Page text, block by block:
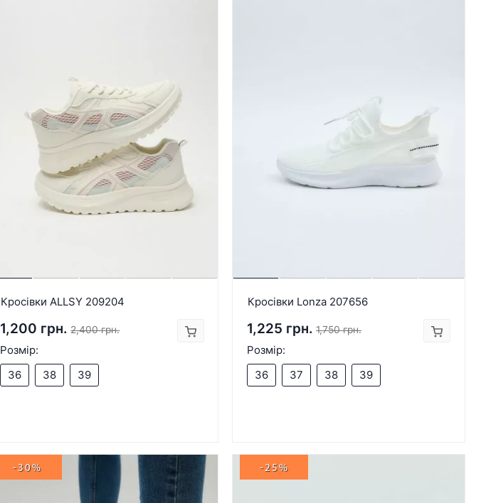
Кросівки ALLSY 209204
1,200 грн. 2,400 грн.
Розмір:
36
38 39
Кросівки Lonza 207656
1,225 грн. 1,750 грн.
Розмір:
36
37 38 39
-30% -25%